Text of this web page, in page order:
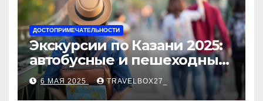
ДОСТОПРИМЕЧАТЕЛЬНОСТИ
Экскурсии по Казани 2025:
автобусные и пешеходные
туры от туроператора
«Казан360»
6 МАЯ 2025 TRAVELBOX27_